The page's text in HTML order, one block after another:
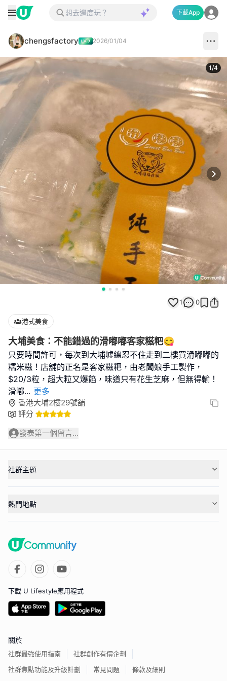
下載App
chengsfactory 2026/01/04
1/4
1 0
港式美食
大埔美食：不能錯過的滑嘟嘟客家糍粑😋
只要時間許可，每次到大埔墟總忍不住走到二樓買滑嘟嘟的
糯米糍！店舖的正名是客家糍粑，由老闆娘手工製作，
$20/3粒，超大粒又爆餡，味道只有花生芝麻，但無得輸！
滑嘟... 更多
香港大埔2樓29號舖
評分
發表第一個留言...
社群主題
熱門地點
下載 U Lifestyle應用程式
關於
社群最強使用指南
社群創作有價企劃
社群焦點功能及升級計劃
常見問題 條款及細則